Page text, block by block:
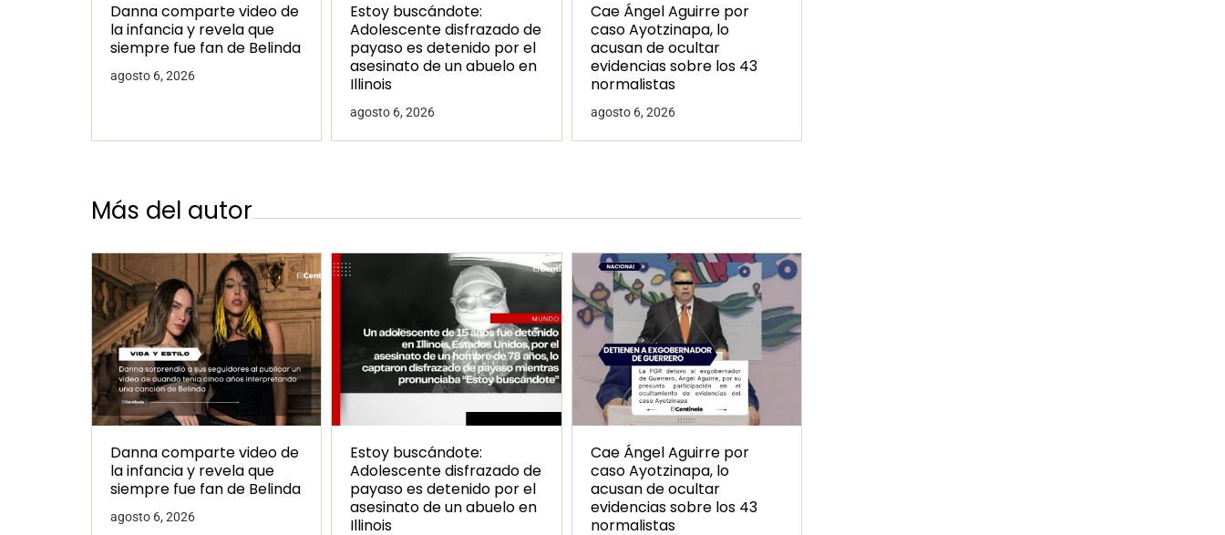
Danna comparte video de
la infancia y revela que
siempre fue fan de Belinda
agosto 6, 2026
Estoy buscándote:
Adolescente disfrazado de
payaso es detenido por el
asesinato de un abuelo en
Illinois
agosto 6, 2026
Cae Ángel Aguirre por
caso Ayotzinapa, lo
acusan de ocultar
evidencias sobre los 43
normalistas
agosto 6, 2026
Más del autor
Danna comparte video de
la infancia y revela que
siempre fue fan de Belinda
agosto 6, 2026
Estoy buscándote:
Adolescente disfrazado de
payaso es detenido por el
asesinato de un abuelo en
Illinois
Cae Ángel Aguirre por
caso Ayotzinapa, lo
acusan de ocultar
evidencias sobre los 43
normalistas